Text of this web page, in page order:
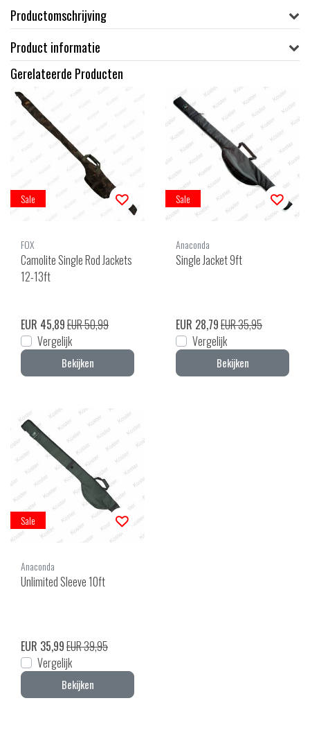
Productomschrijving
Product informatie
Gerelateerde Producten
Sale
FOX
Camolite Single Rod Jackets
12-13ft
EUR 45,89EUR 50,99
Vergelijk
Bekijken
Sale
Anaconda
Single Jacket 9ft
EUR 28,79EUR 35,95
Vergelijk
Bekijken
Sale
Anaconda
Unlimited Sleeve 10ft
EUR 35,99EUR 39,95
Vergelijk
Bekijken